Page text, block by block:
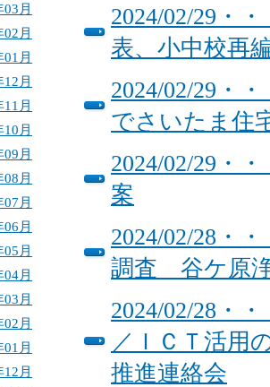
03月
02月
01月
12月
11月
10月
09月
08月
07月
06月
05月
04月
03月
02月
01月
12月
2024/02/29・
表、小中校再
2024/02/29・
でさいたま住
2024/02/29・
案
2024/02/28・
調査 谷ケ原
2024/02/28・
／ＩＣＴ活用
推進連絡会